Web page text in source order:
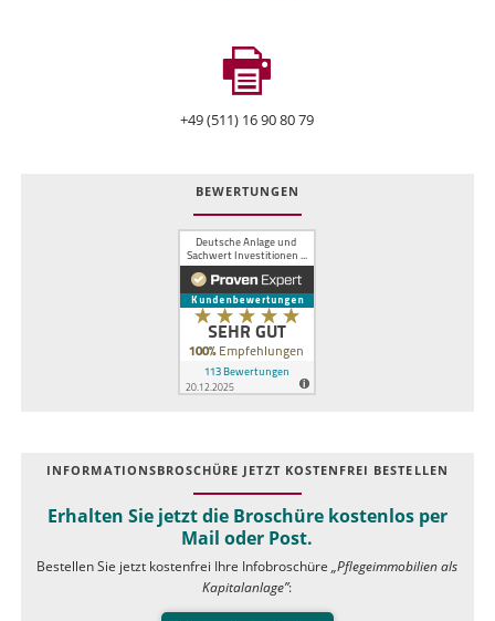
+49 (511) 16 90 80 79
BEWERTUNGEN
INFOR­MATIONS­BROSCHÜRE JETZT KOSTEN­FREI BESTELLEN
Erhalten Sie jetzt die Broschüre kostenlos per
Mail oder Post.
Bestellen Sie jetzt kostenfrei Ihre Infobroschüre„Pflegeimmobilien als
Kapitalanlage”: